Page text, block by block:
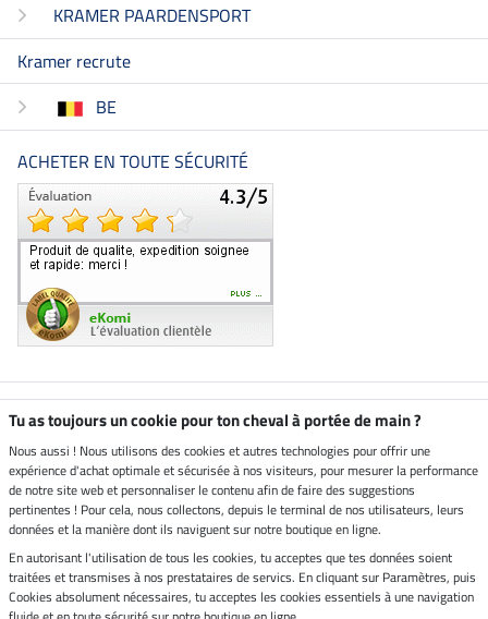
KRAMER PAARDENSPORT
Kramer recrute
BE
ACHETER EN TOUTE SÉCURITÉ
Boutique climatiquement
Livraison par
Paiement sécurisé
Tu as toujours un cookie pour ton cheval à portée de main ?
Nous aussi ! Nous utilisons des cookies et autres technologies pour offrir une
expérience d'achat optimale et sécurisée à nos visiteurs, pour mesurer la performance
de notre site web et personnaliser le contenu afin de faire des suggestions
pertinentes ! Pour cela, nous collectons, depuis le terminal de nos utilisateurs, leurs
données et la manière dont ils naviguent sur notre boutique en ligne.
En autorisant l'utilisation de tous les cookies, tu acceptes que tes données soient
traitées et transmises à nos prestataires de servics. En cliquant sur Paramètres, puis
Cookies absolument nécessaires, tu acceptes les cookies essentiels à une navigation